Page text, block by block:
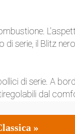
serie, il Blitz
di serie. A
dal
»